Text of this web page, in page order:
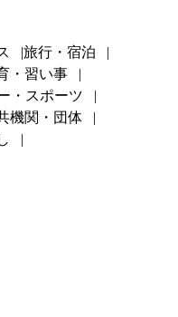
旅行・宿泊
・習い事
・スポーツ
機関・団体